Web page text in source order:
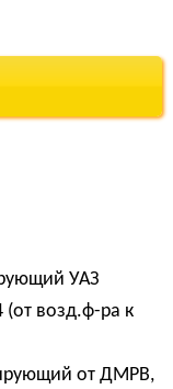
УАЗ
(от возд.ф-ра к
от ДМРВ,